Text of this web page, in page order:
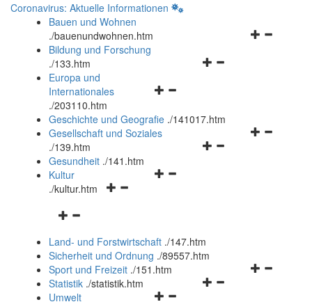
Coronavirus: Aktuelle Informationen
Bauen und Wohnen
./bauenundwohnen.htm
Navigationsmenü
Bildung und Forschung
./133.htm
Navigationsmenü
und
schließen
Europa und
Internationales
./203110.htm
Geschichte und Geografie ./141017.htm
Navigationsmenü
Gesellschaft und Soziales
./139.htm
Navigationsmenü
Gesundheit ./141.htm
Navigationsmenü
Kultur
./kultur.htm
Navigationsmenü
und
schließen
Land- und Forstwirtschaft ./147.htm
Sicherheit und Ordnung ./89557.htm
Navigationsmenü
Sport und Freizeit ./151.htm
Navigationsmenü
Statistik ./statistik.htm
Umwelt